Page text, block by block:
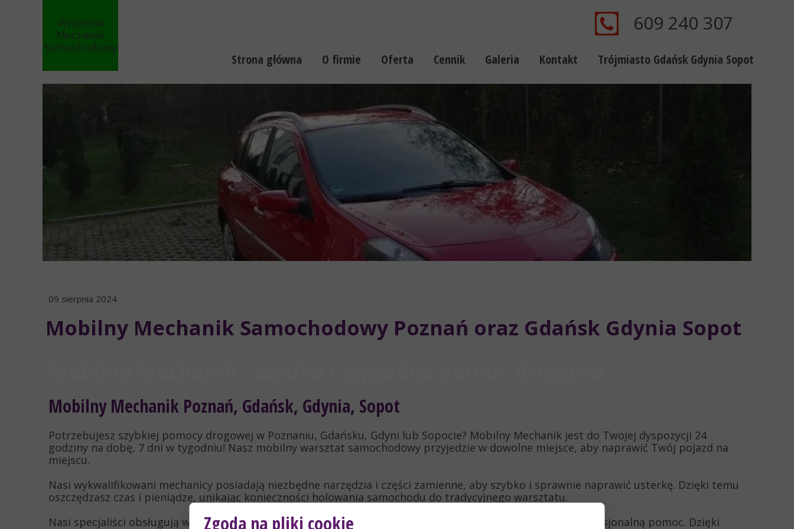
609 240 307
Wrzesina
Mechanik
Samochodowy
Auto serwis Strona główna O firmie Oferta Cennik Galeria Kontakt Trójmiasto Gdańsk Gdynia Sopot
09 sierpnia 2024
Mobilny Mechanik Samochodowy Poznań oraz Gdańsk Gdynia Sopot
Mobilny Mechanik Poznań, Gdańsk, Gdynia, Sopot
Potrzebujesz szybkiej pomocy drogowej w Poznaniu, Gdańsku, Gdyni lub Sopocie? Mobilny Mechanik jest do Twojej dyspozycji 24
godziny na dobę, 7 dni w tygodniu! Nasz mobilny warsztat samochodowy przyjedzie w dowolne miejsce, aby naprawić Twój pojazd na
miejscu.
Nasi wykwalifikowani mechanicy posiadają niezbędne narzędzia i części zamienne, aby szybko i sprawnie naprawić usterkę. Dzięki temu
oszczędzasz czas i pieniądze, unikając konieczności holowania samochodu do tradycyjnego warsztatu.
Nasi specjaliści obsługują wszystkie marki i modele samochodów, zapewniając kompleksową obsługę i profesjonalną pomoc. Dzięki
Zgoda na pliki cookie